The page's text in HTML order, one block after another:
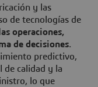
y las
de tecnologías de
operaciones,
de decisiones.
predictivo,
de calidad y la
lo que